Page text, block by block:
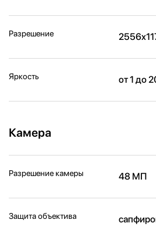
Разрешение
Яркость от 1 до
Камера
Разрешение камеры 48 МП
Защита объектива